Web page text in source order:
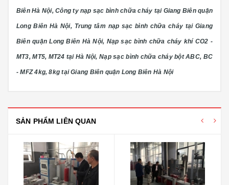
Biên Hà Nội, Công ty nạp sạc bình chữa cháy tại Giang Biên quận
Long Biên Hà Nội, Trung tâm nạp sạc bình chữa cháy tại Giang
Biên quận Long Biên Hà Nội, Nạp sạc bình chữa cháy khí CO2 -
MT3, MT5, MT24 tại Hà Nội, Nạp sạc bình chữa cháy bột ABC, BC
- MFZ 4kg, 8kg tại Giang Biên quận Long Biên Hà Nội
SẢN PHẨM LIÊN QUAN